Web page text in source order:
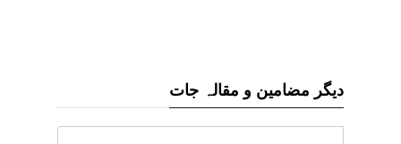
دیگر مضامین و مقالہ جات